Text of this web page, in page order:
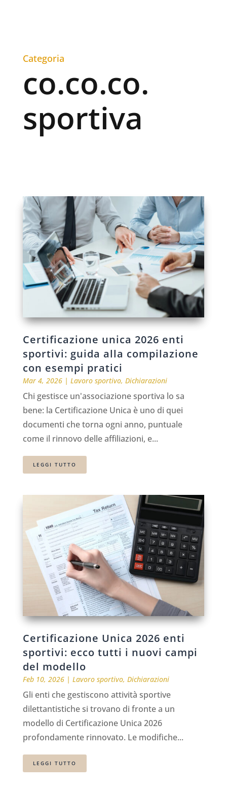
Categoria
co.co.co.
sportiva
Certificazione unica 2026 enti
sportivi: guida alla compilazione
con esempi pratici
Mar 4, 2026| Lavoro sportivo, Dichiarazioni
Chi gestisce un'associazione sportiva lo sa
bene: la Certificazione Unica è uno di quei
documenti che torna ogni anno, puntuale
come il rinnovo delle affiliazioni, e...
LEGGI TUTTO
Certificazione Unica 2026 enti
sportivi: ecco tutti i nuovi campi
del modello
Feb 10, 2026| Lavoro sportivo, Dichiarazioni
Gli enti che gestiscono attività sportive
dilettantistiche si trovano di fronte a un
modello di Certificazione Unica 2026
profondamente rinnovato. Le modifiche...
LEGGI TUTTO